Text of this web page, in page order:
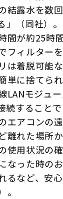
結露水を数
」（同社）。
間が約25時
フィルター
は着脱可能
単に捨てられ
LANモジュ
続すること
エアコンの
離れた場所
使用状況の
なった時の
るなど、安
。